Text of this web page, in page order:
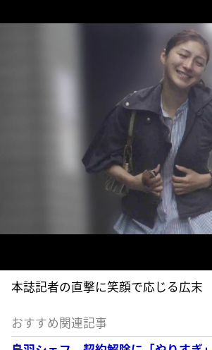
本誌記者の直撃に笑顔で応じる広末
おすすめ関連記事